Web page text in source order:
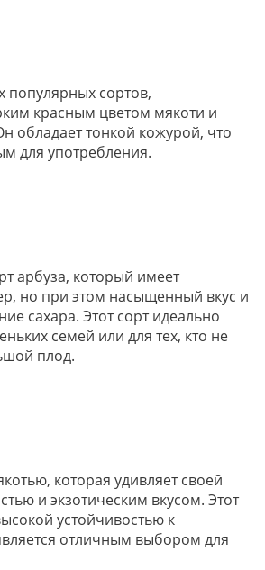
популярных сортов,
красным цветом мякоти и
обладает тонкой кожурой, что
для употребления.
арбуза, который имеет
но при этом насыщенный вкус и
сахара. Этот сорт идеально
семей или для тех, кто не
плод.
которая удивляет своей
и экзотическим вкусом. Этот
устойчивостью к
отличным выбором для